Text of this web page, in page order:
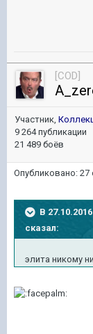
[COD]
Участник,
9 264 публикации
21 489 боёв
Опубликовано: 27
В
сказал:
элита никому